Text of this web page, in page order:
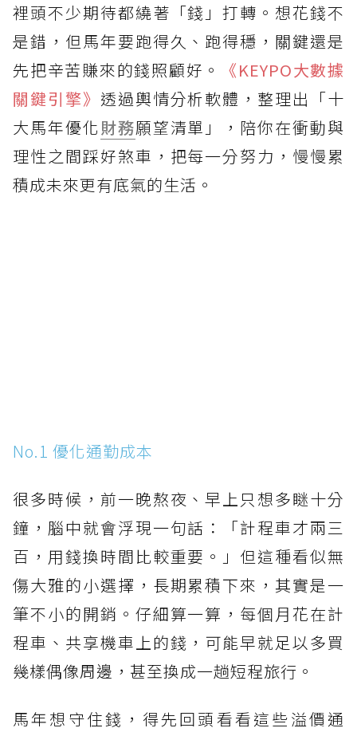
裡頭不少期待都繞著「錢」打轉。想花錢不
是錯，但馬年要跑得久、跑得穩，關鍵還是
先把辛苦賺來的錢照顧好。
《KEYPO大數據
關鍵引擎》 透過輿情分析軟體，整理出「十
大馬年優化 財務願望清單」，陪你在衝動與
理性之間踩好煞車，把每一分努力，慢慢累
積成未來更有底氣的生活。
No.1 優化通勤成本
很多時候，前一晚熬夜、早上只想多瞇十分
鐘，腦中就會浮現一句話：「計程車才兩三
百，用錢換時間比較重要。」但這種看似無
傷大雅的小選擇，長期累積下來，其實是一
筆不小的開銷。仔細算一算，每個月花在計
程車、共享機車上的錢，可能早就足以多買
幾樣偶像周邊，甚至換成一趟短程旅行。
馬年想守住錢，得先回頭看看這些溢價通